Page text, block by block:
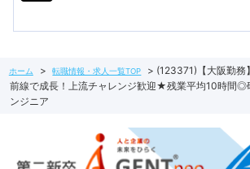
ホーム 転職情報・求人一覧TOP
(123371)【大阪勤務
前線で成長！上流チャレンジ歓迎★残業平均10時間◎
ンジニア